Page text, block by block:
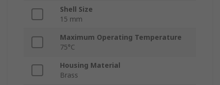
Shell Size
15 mm
Maximum Operating Temperature
75°C
Housing Material
Brass